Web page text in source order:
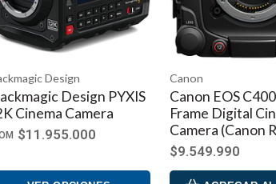
Canon
Canon EOS C400 6K Full-
Frame Digital Cinema
Camera (Canon RF)
Canon
Canon EOS
Digital Cinema
Body (Montura
$6.499.990